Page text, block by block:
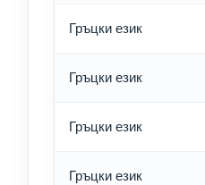
Гръцки език
Гръцки език
Гръцки език
Гръцки език